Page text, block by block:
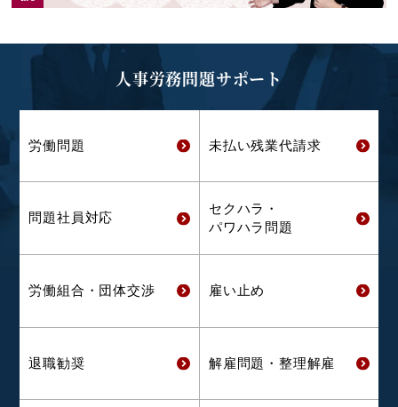
人事労務問題サポート
労働問題 未払い残業代請求
問題社員対応
セクハラ・
パワハラ問題
労働組合・ 団体交渉 雇い止め
退職勧奨 解雇問題・ 整理解雇